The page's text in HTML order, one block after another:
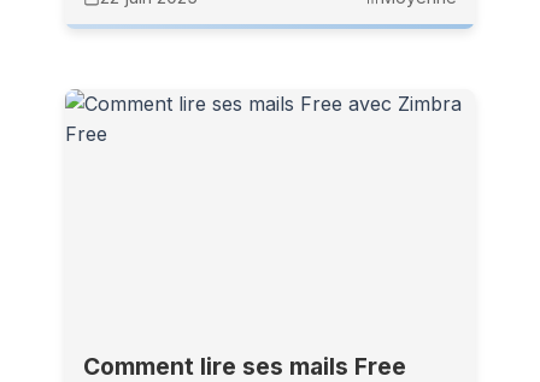
Comment lire ses mails Free